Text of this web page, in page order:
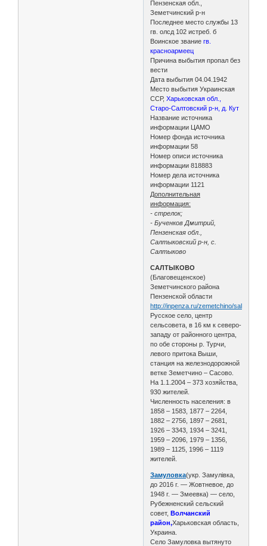
Пензенская обл.,
Земетчинский р-н
Последнее место службы 13
гв. олсд 102 истреб. б
Воинское званиегв.
красноармеец
Причина выбытия пропал без
вести
Дата выбытия 04.04.1942
Место выбытия Украинская
ССР,Харьковская обл.,
Старо-Салтовский р-н, д. Кут
Название источника
информации ЦАМО
Номер фонда источника
информации 58
Номер описи источника
информации 818883
Номер дела источника
информации 1121
Дополнительная
информация:
- стрелок;
- Бученков Дмитрий,
Пензенская обл.,
Салтыковский р-н, с.
Салтыково
САЛТЫКОВО
(Благовещенское)
Земетчинского района
Пензенской области
http://inpenza.ru/zemetchino/
Русское село, центр
сельсовета, в 16 км к северо-
западу от районного центра,
по обе стороны р. Турчи,
левого притока Выши,
станция на железнодорожной
ветке Земетчино – Сасово.
На 1.1.2004 – 373 хозяйства,
930 жителей.
Численность населения: в
1858 – 1583, 1877 – 2264,
1882 – 2756, 1897 – 2681,
1926 – 3343, 1934 – 3241,
1959 – 2096, 1979 – 1356,
1989 – 1125, 1996 – 1119
жителей.
Замуловка(укр. Замулівка,
до 2016 г. — Жовтневое, до
1948 г. — Змеевка) — село,
Рубежненский сельский
совет,Волчанский
район,Харьковская область,
Украина.
Село Замуловка вытянуто